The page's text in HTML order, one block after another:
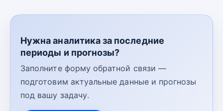
Нужна аналитика за последние
периоды и прогнозы?
Заполните форму обратной связи —
подготовим актуальные данные и прогнозы
под вашу задачу.